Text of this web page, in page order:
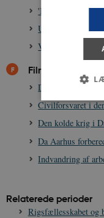
'Kildeskatten
Ungdomsforbrug
Vejen Frem -
Film
Danmark i FN
Civilforsvaret i
Den kolde krig i
Da Aarhus
Indvandring af
Relaterede perioder
Rigsfællesskabet og
Nødvendige
cookies.